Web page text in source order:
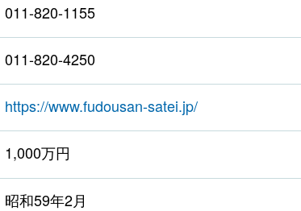
011-820-1155
011-820-4250
https://www.fudousan-satei.jp/
1,000万円
昭和59年2月